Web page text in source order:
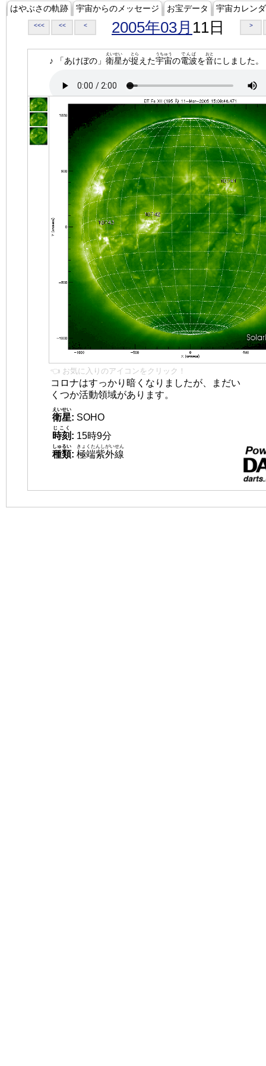
はやぶさの軌跡 宇宙からのメッセージ お宝データ 宇宙カレン
<<< << < 2005年03月 11日 >
♪ 「あけぼの」 衛星
えいせい
が捉
とら
えた宇宙
うちゅう
の電波
でんぱ
を音
おと
にしました。
👈 お気に入りのアイコンをクリック！
コロナはすっかり暗くなりましたが、まだい
くつか活動領域があります。
衛星
えいせい
: SOHO
時刻
じこく
: 15時9分
種類
しゅるい
: 極端紫外線
きょくたんしがいせん